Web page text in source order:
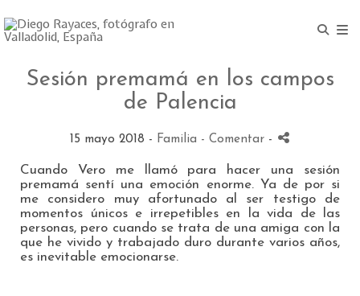
Sesión premamá en los campos
de Palencia
15 mayo 2018 - Familia - Comentar -
Cuando Vero me llamó para hacer una sesión
premamá sentí una emoción enorme. Ya de por si
me considero muy afortunado al ser testigo de
momentos únicos e irrepetibles en la vida de las
personas, pero cuando se trata de una amiga con la
que he vivido y trabajado duro durante varios años,
es inevitable emocionarse.